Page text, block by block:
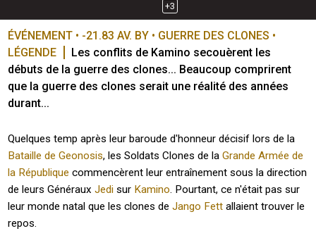
+3
ÉVÉNEMENT • -21.83 AV. BY • GUERRE DES CLONES •
LÉGENDE
Les conflits de Kamino secouèrent les
débuts de la guerre des clones... Beaucoup comprirent
que la guerre des clones serait une réalité des années
durant...
Quelques temp après leur baroude d'honneur décisif lors de la
Bataille de Geonosis, les Soldats Clones de laGrande Armée de
la République commencèrent leur entraînement sous la direction
de leurs GénérauxJedi sur Kamino. Pourtant, ce n'était pas sur
leur monde natal que les clones deJango Fett allaient trouver le
repos.